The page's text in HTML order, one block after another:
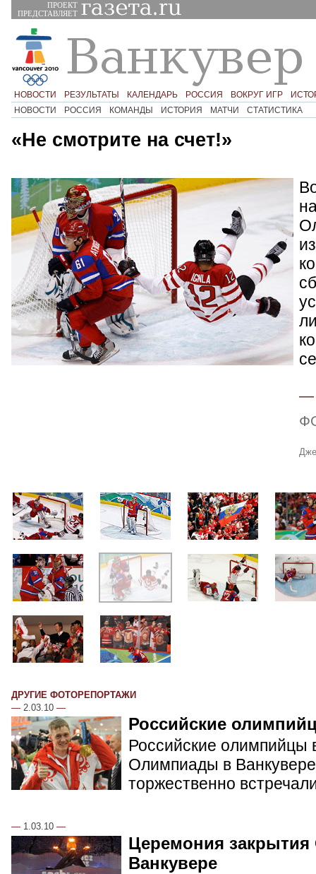
ПРОЕКТ
ПРЕДСТАВЛЯЕТ
НОВОСТИ РЕЗУЛЬТАТЫ КАЛЕНДАРЬ РОССИЯ ВОКРУГ ИГР
НОВОСТИ
РОССИЯ КОМАНДЫ ИСТОРИЯ МАТЧИ СТАТИСТИКА
«Не смотрите на счет!»
ДРУГИЕ ФОТОРЕПОРТАЖИ
— 2.03.10 —
Российские
Российские олимпийцы
Олимпиады в
торжественно
— 1.03.10 —
Церемония
Ванкувере